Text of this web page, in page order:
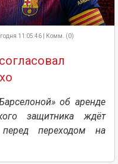
11:05:46 | Комм. (0)
об аренде
защитника ждёт
перед переходом на